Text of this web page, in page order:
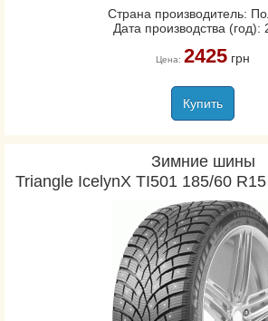
Страна производитель:
Дата производства (год):
Цена: 2425грн
Купить
Зимние шины
Triangle IcelynX TI501 185/60